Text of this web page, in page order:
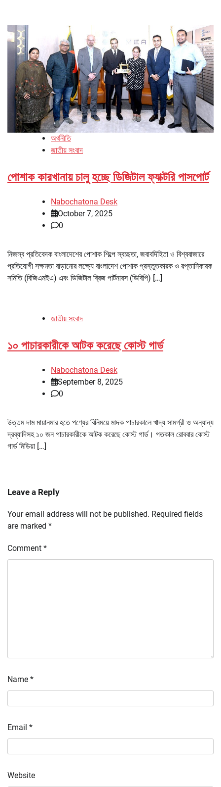
অর্থনীতি
জাতীয় সংবাদ
পোশাক কারখানায় চালু হচ্ছে ডিজিটাল ফ্যাক্টরি পাসপোর্ট
Nabochatona Desk
October 7, 2025
0
নিজস্ব প্রতিবেদক বাংলাদেশের পোশাক শিল্পে স্বচ্ছতা, জবাবদিহিতা ও বিশ্ববাজারে
প্রতিযোগী সক্ষমতা বাড়ানোর লক্ষ্যে বাংলাদেশ পোশাক প্রস্তুতকারক ও রপ্তানিকারক
সমিতি (বিজিএমইএ) এবং ডিজিটাল ব্রিজ পার্টনারস (ডিবিপি) […]
জাতীয় সংবাদ
১০ পাচারকারীকে আটক করেছে কোস্ট গার্ড
Nabochatona Desk
September 8, 2025
0
উত্তম দাম মায়ানমার হতে পণ্যের বিনিময়ে মাদক পাচারকালে খাদ্য সামগ্রী ও অন্যান্য
দ্রব্যাদিসহ ১০ জন পাচারকারীকে আটক করেছে কোস্ট গার্ড। গতকাল রোববার কোস্ট
গার্ড মিডিয়া […]
Leave a Reply
Your email address will not be published. Required fields
are marked *
Comment *
Name *
Email *
Website